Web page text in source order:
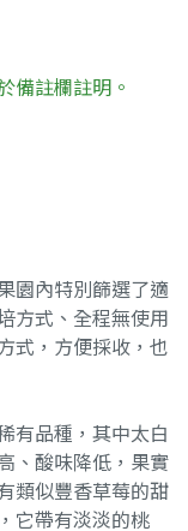
備註欄註明。
園內特別篩選了適
方式、全程無使用
式，方便採收，也
有品種，其中太白
、酸味降低，果實
類似豐香草莓的甜
它帶有淡淡的桃